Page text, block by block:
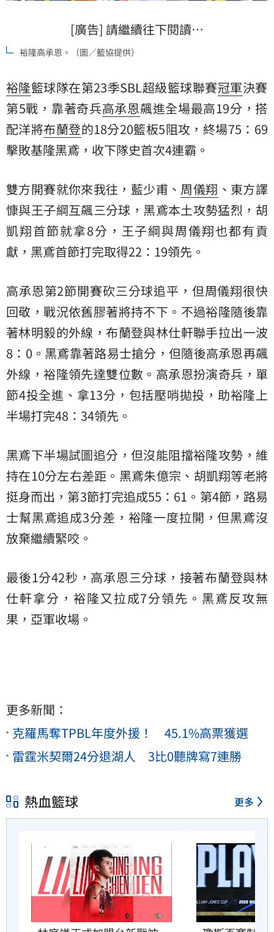
[廣告] 請繼續往下閱讀…
裕隆高承恩。（圖／籃協提供）
裕隆籃球隊在第23季SBL超級籃球聯賽冠軍決賽
第5戰，靠著奇兵高承恩飆進全場最高19分，搭
配洋將布蘭登的18分20籃板5阻攻，終場75：69
擊敗基隆黑鳶，收下隊史首次4連霸。
雙方開賽就你來我往，藍少甫、 周儀翔 、東方譯
慷與王子綱互飆三分球，黑鳶本土攻勢猛烈， 胡
凱翔首節就拿8分，王子綱與周儀翔也都有貢
獻，黑鳶首節打完取得22：19領先。
高承恩第2節開賽砍三分球追平，但周儀翔很快
回敬，戰況依舊膠著將持不下。不過裕隆隨後靠
著林明毅的外線，布蘭登與林仕軒聯手拉出一波
8：0。黑鳶靠著路易士搶分，但隨後高承恩再飆
外線，裕隆領先達雙位數。高承恩扮演奇兵，單
節4投全進、拿13分，包括壓哨拋投，助裕隆上
半場打完48：34領先。
黑鳶下半場試圖追分，但沒能阻擋裕隆攻勢，維
持在10分左右差距。黑鳶朱億宗、胡凱翔等老將
挺身而出，第3節打完追成55：61。第4節，路易
士幫黑鳶追成3分差，裕隆一度拉開，但黑鳶沒
放棄繼續緊咬。
最後1分42秒，高承恩三分球，接著布蘭登與林
仕軒拿分，裕隆又拉成7分領先。黑鳶反攻無
果，亞軍收場。
更多新聞：
克羅馬奪TPBL年度外援！ 45.1%高票獲選
雷霆米契爾24分退湖人 3比0聽牌寫7連勝
熱血籃球 更多